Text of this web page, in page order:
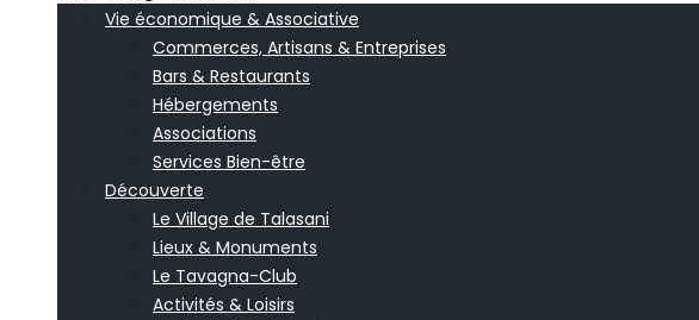
Vie économique & Associative
Commerces, Artisans & Entreprises
Bars & Restaurants
Hébergements
Associations
Services Bien-être
Découverte
Le Village de Talasani
Lieux & Monuments
Le Tavagna-Club
Activités & Loisirs